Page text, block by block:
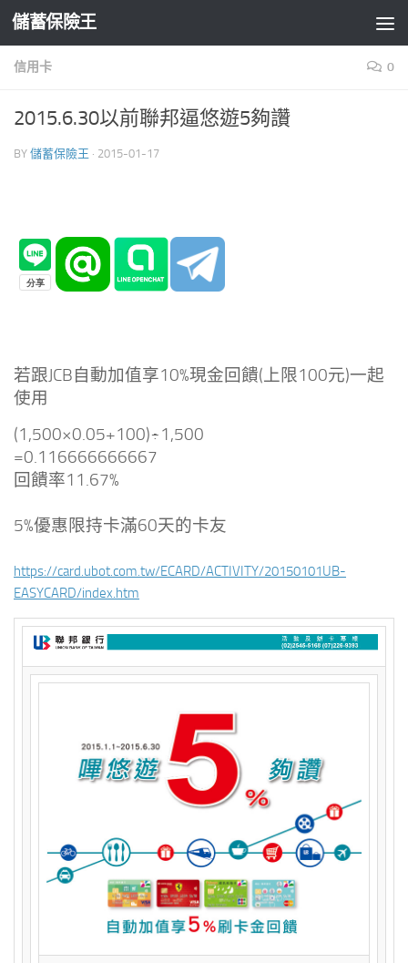
Skip to content
儲蓄保險王
信用卡 0
2015.6.30以前聯邦逼悠遊5夠讚
BY 儲蓄保險王 · 2015-01-17
若跟JCB自動加值享10%現金回饋(上限100元)一起
使用
(1,500×0.05+100)÷1,500
=0.116666666667
回饋率11.67%
5%優惠限持卡滿60天的卡友
https://card.ubot.com.tw/ECARD/ACTIVITY/20150101UB-
EASYCARD/index.htm